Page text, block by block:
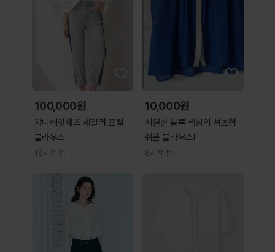
100,000원
쟈니헤잇재즈 세일러 프릴
블라우스
18시간 전
10,000원
시원한 블루 색상의 셔츠형
쉬폰 블라우스F
6시간 전